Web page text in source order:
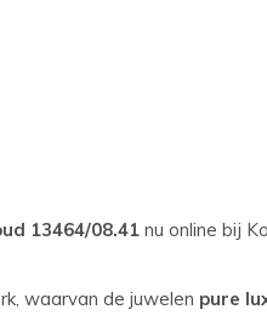
13464/08.41 nu online bij
waarvan de juwelen pure